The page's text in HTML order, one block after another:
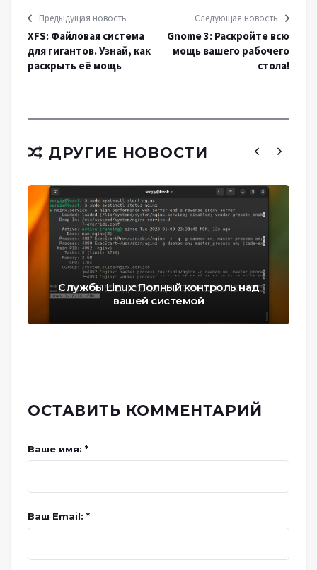
Предыдущая новость
XFS: Файловая система
для гигантов. Узнай, как
раскрыть её мощь
Следующая новость
Gnome 3: Раскройте всю
мощь вашего рабочего
стола!
ДРУГИЕ НОВОСТИ
Службы Linux: Полный контроль над
вашей системой
ОСТАВИТЬ КОММЕНТАРИЙ
Ваше имя: *
Ваш Email: *